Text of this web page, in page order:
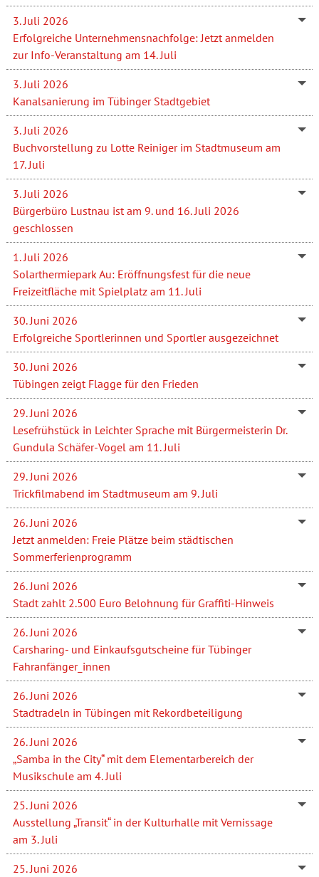
3. Juli 2026
Erfolgreiche Unternehmensnachfolge: Jetzt anmelden
zur Info-Veranstaltung am 14. Juli
3. Juli 2026
Kanalsanierung im Tübinger Stadtgebiet
3. Juli 2026
Buchvorstellung zu Lotte Reiniger im Stadtmuseum am
17. Juli
3. Juli 2026
Bürgerbüro Lustnau ist am 9. und 16. Juli 2026
geschlossen
1. Juli 2026
Solarthermiepark Au: Eröffnungsfest für die neue
Freizeitfläche mit Spielplatz am 11. Juli
30. Juni 2026
Erfolgreiche Sportlerinnen und Sportler ausgezeichnet
30. Juni 2026
Tübingen zeigt Flagge für den Frieden
29. Juni 2026
Lesefrühstück in Leichter Sprache mit Bürgermeisterin Dr.
Gundula Schäfer-Vogel am 11. Juli
29. Juni 2026
Trickfilmabend im Stadtmuseum am 9. Juli
26. Juni 2026
Jetzt anmelden: Freie Plätze beim städtischen
Sommerferienprogramm
26. Juni 2026
Stadt zahlt 2.500 Euro Belohnung für Graffiti-Hinweis
26. Juni 2026
Carsharing- und Einkaufsgutscheine für Tübinger
Fahranfänger_innen
26. Juni 2026
Stadtradeln in Tübingen mit Rekordbeteiligung
26. Juni 2026
„Samba in the City“ mit dem Elementarbereich der
Musikschule am 4. Juli
25. Juni 2026
Ausstellung „Transit“ in der Kulturhalle mit Vernissage
am 3. Juli
25. Juni 2026